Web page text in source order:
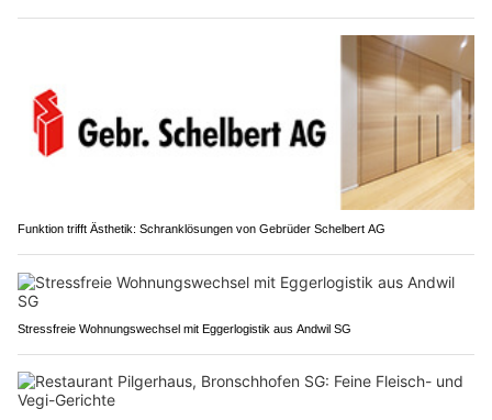
Funktion trifft Ästhetik: Schranklösungen von Gebrüder Schelbert AG
Stressfreie Wohnungswechsel mit Eggerlogistik aus Andwil SG